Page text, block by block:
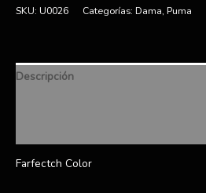
SKU: U0026 Categorías: Dama, Puma
Descripción
Farfectch Color